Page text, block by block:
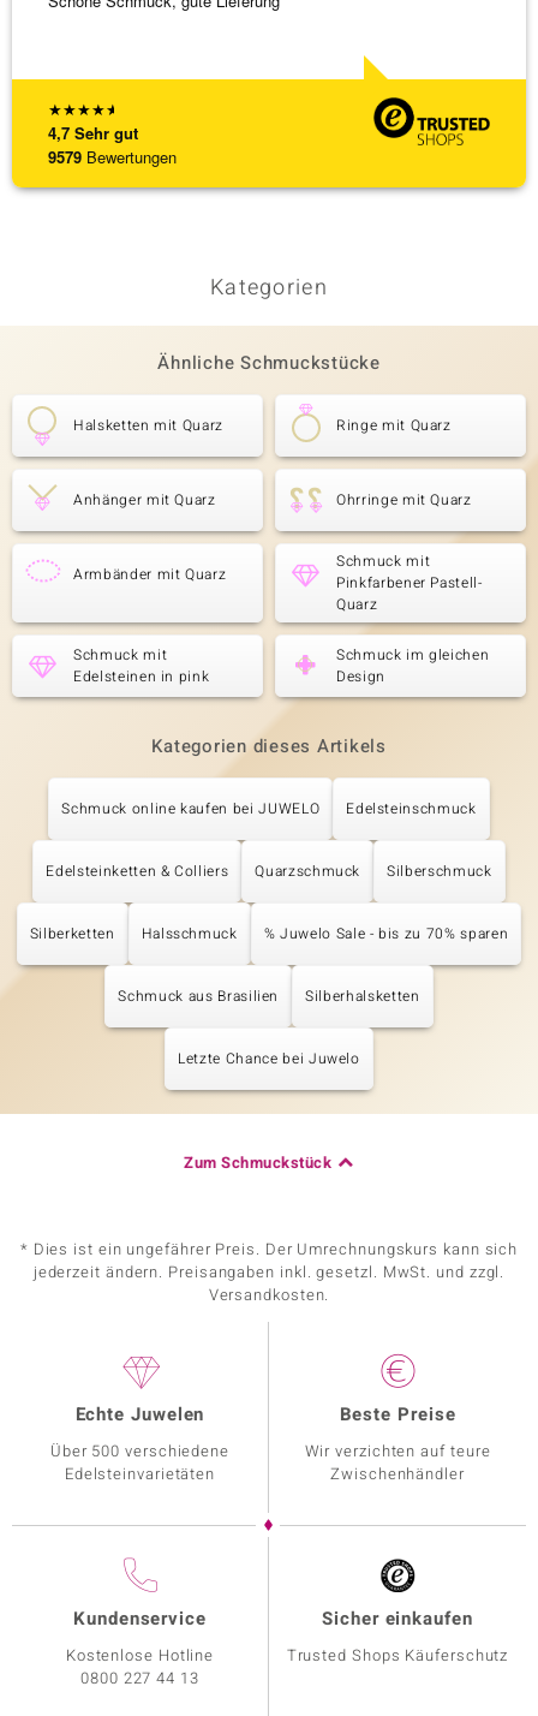
★★★★★
4,7 Sehr gut
9579 Bewertungen
Kategorien
Ähnliche Schmuckstücke
Halsketten mit Quarz Ringe mit Quarz
Anhänger mit Quarz Ohrringe mit Quarz
Armbänder mit Quarz
Schmuck mit
Pinkfarbener Pastell-
Quarz
Schmuck mit
Edelsteinen in pink
Schmuck im gleichen
Design
Kategorien dieses Artikels
Schmuck online kaufen bei JUWELO Edelsteinschmuck
Edelsteinketten & Colliers Quarzschmuck Silberschmuck
Silberketten Halsschmuck % Juwelo Sale - bis zu 70% sparen
Schmuck aus Brasilien Silberhalsketten
Letzte Chance bei Juwelo
Zum Schmuckstück
* Dies ist ein ungefährer Preis. Der Umrechnungskurs kann sich
jederzeit ändern. Preisangaben inkl. gesetzl. MwSt. und zzgl.
Versandkosten.
Echte Juwelen
Über 500 verschiedene
Edelsteinvarietäten
Beste Preise
Wir verzichten auf teure
Zwischenhändler
Kundenservice
Kostenlose Hotline
0800 227 44 13
Sicher einkaufen
Trusted Shops Käuferschutz